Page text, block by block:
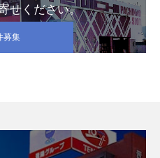
せください。
募集